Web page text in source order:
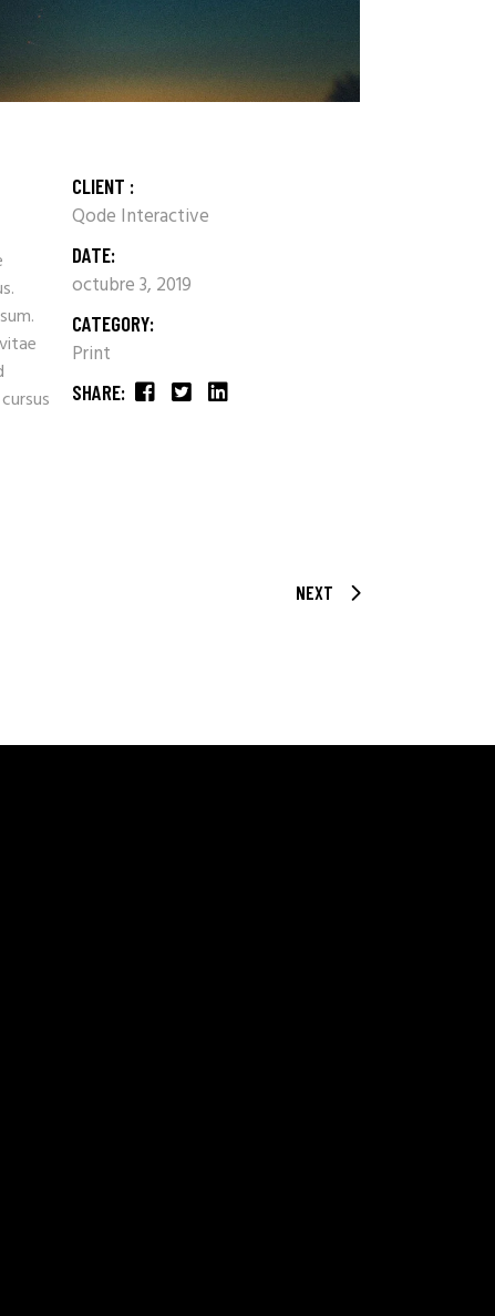
CLIENT :
Qode Interactive
DATE:
octubre 3, 2019
CATEGORY:
Print
SHARE:
NEXT